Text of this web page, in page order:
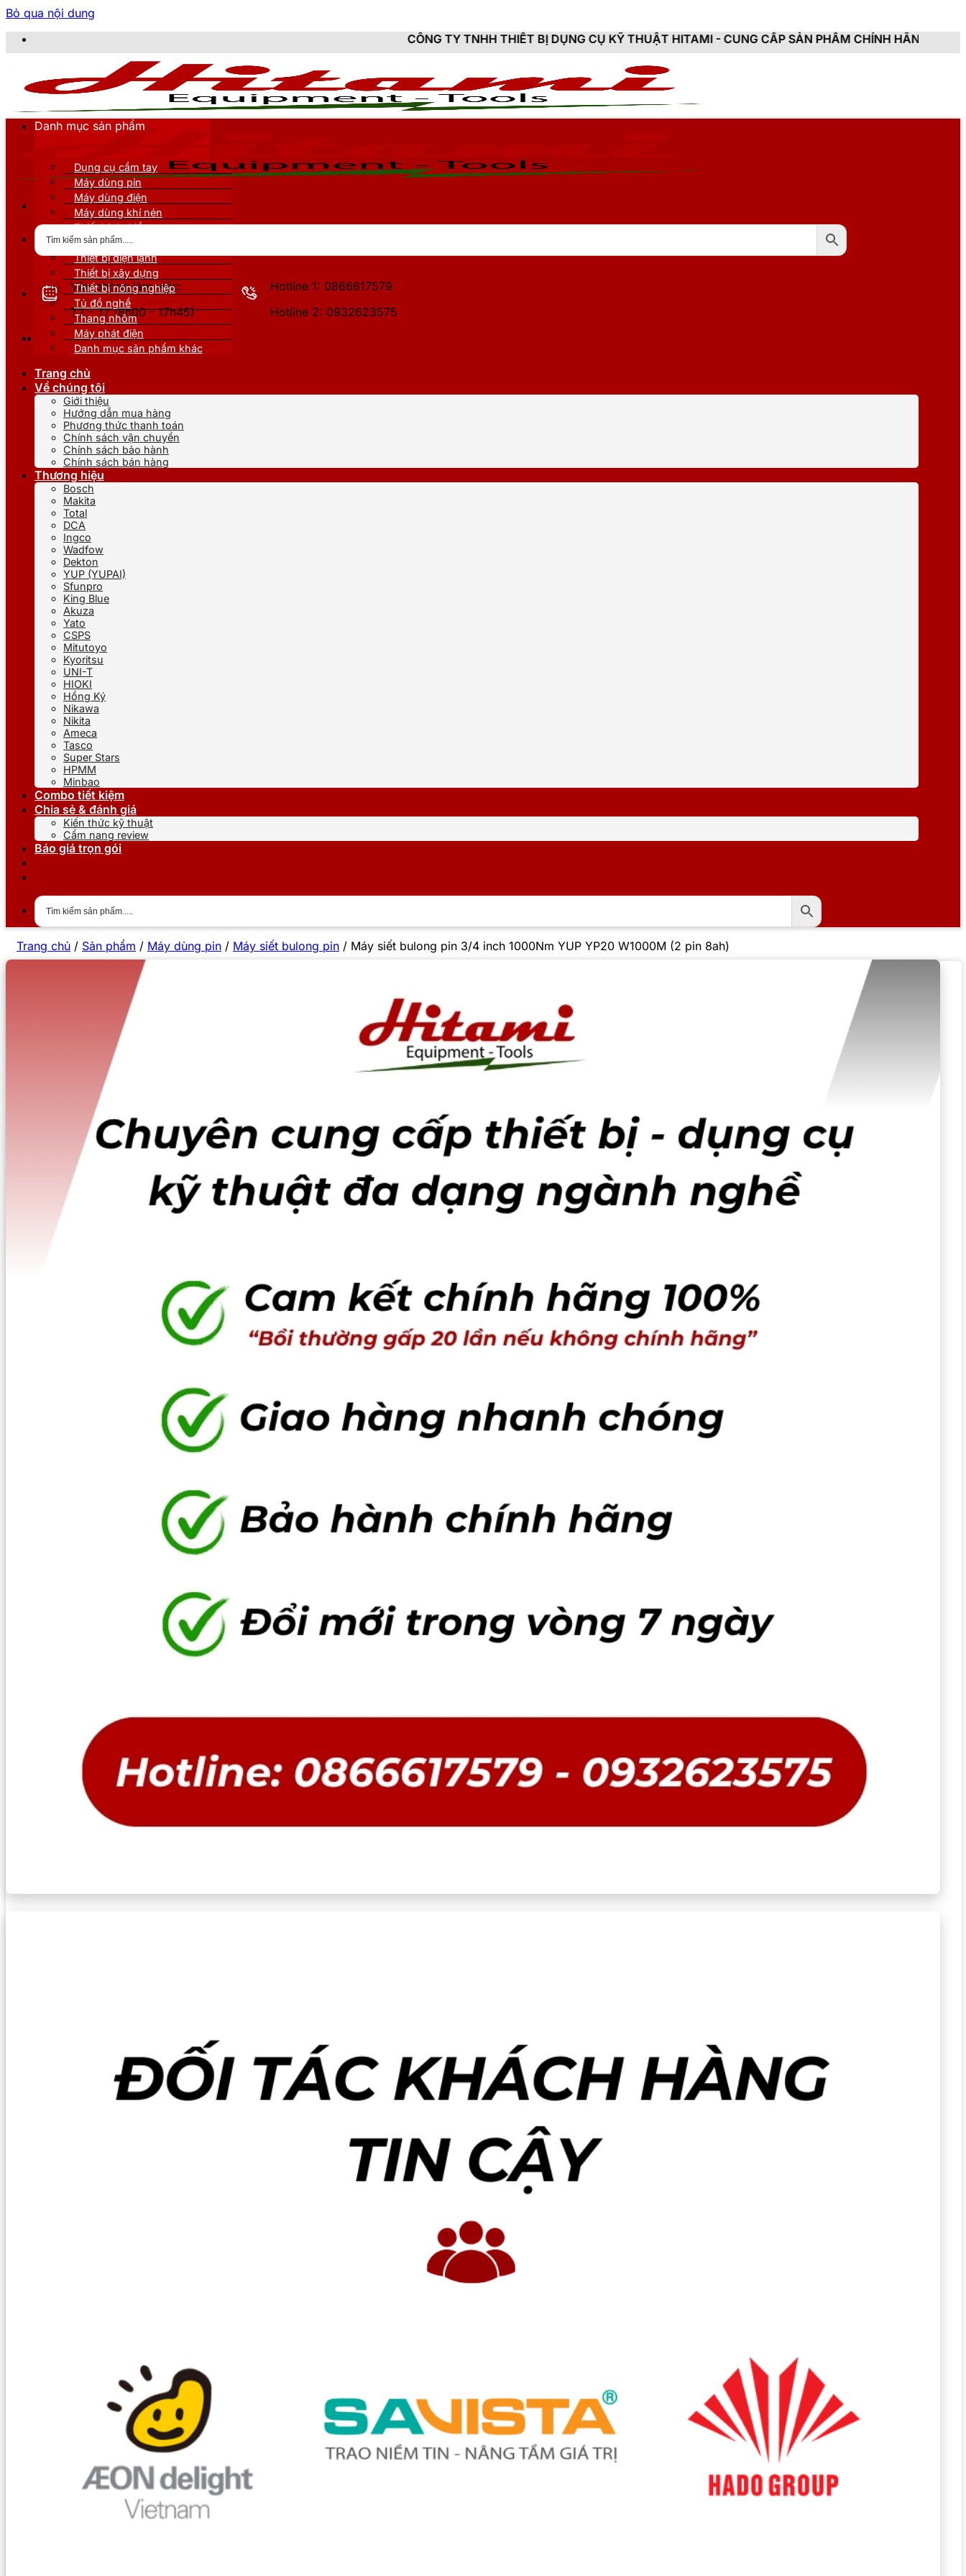
Bỏ qua nội dung
CÔNG TY TNHH THIẾT BỊ DỤNG CỤ KỸ THUẬT HITAMI - CUNG CẤP SẢN PHẨM CHÍNH HÃNG, MỚI 100%, ĐẦY ĐỦ
Văn phòng làm việc:
T2 - T7 (8h00 - 17h45)
Hotline 1: 0866617579
Hotline 2: 0932623575
Danh mục sản phẩm
Dụng cụ cầm tay
Máy dùng pin
Máy dùng điện
Máy dùng khí nén
Thiết bị đo kiểm
Thiết bị nâng đỡ
Thiết bị điện lạnh
Thiết bị xây dựng
Thiết bị nông nghiệp
Tủ đồ nghề
Thang nhôm
Máy phát điện
Danh mục sản phẩm khác
Trang chủ
Về chúng tôi
Giới thiệu
Hướng dẫn mua hàng
Phương thức thanh toán
Chính sách vận chuyển
Chính sách bảo hành
Chính sách bán hàng
Thương hiệu
Bosch
Makita
Total
DCA
Ingco
Wadfow
Dekton
YUP (YUPAI)
Sfunpro
King Blue
Akuza
Yato
CSPS
Mitutoyo
Kyoritsu
UNI-T
HIOKI
Hồng Ký
Nikawa
Nikita
Ameca
Tasco
Super Stars
HPMM
Minbao
Combo tiết kiệm
Chia sẻ & đánh giá
Kiến thức kỹ thuật
Cẩm nang review
Báo giá trọn gói
Trang chủ / Sản phẩm / Máy dùng pin / Máy siết bulong pin / Máy siết bulong pin 3/4 inch 1000Nm YUP YP20 W1000M (2 pin 8ah)